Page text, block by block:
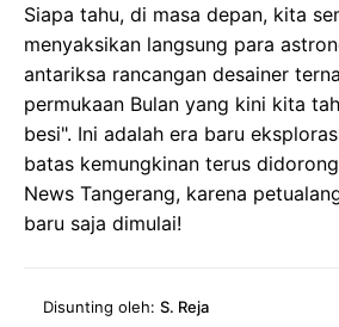
Siapa tahu, di masa depan, kita
menyaksikan langsung para
antariksa rancangan desainer
permukaan Bulan yang kini kita
besi". Ini adalah era baru
batas kemungkinan terus
News Tangerang, karena
baru saja dimulai!
Disunting oleh: S. Reja